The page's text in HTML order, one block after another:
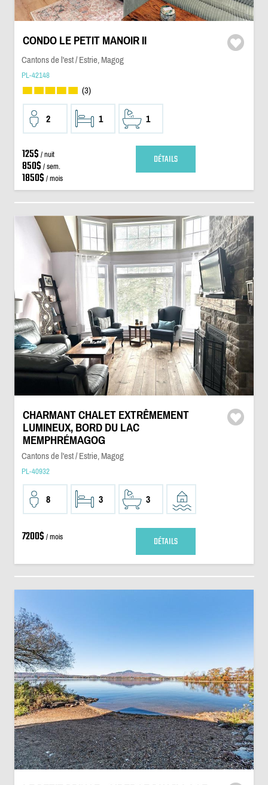
CONDO LE PETIT MANOIR II
Cantons de l'est / Estrie, Magog
PL-42148
(3)
2 1 1
125$ / nuit
850$ / sem.
1850$ / mois
DÉTAILS
CHARMANT CHALET EXTRÊMEMENT
LUMINEUX, BORD DU LAC
MEMPHRÉMAGOG
Cantons de l'est / Estrie, Magog
PL-40932
8 3 3
7200$ / mois DÉTAILS